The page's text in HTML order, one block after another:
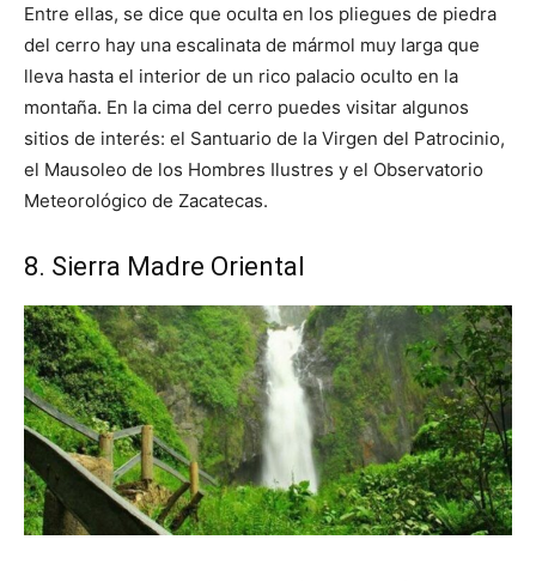
Entre ellas, se dice que oculta en los pliegues de piedra
del cerro hay una escalinata de mármol muy larga que
lleva hasta el interior de un rico palacio oculto en la
montaña. En la cima del cerro puedes visitar algunos
sitios de interés: el Santuario de la Virgen del Patrocinio,
el Mausoleo de los Hombres Ilustres y el Observatorio
Meteorológico de Zacatecas.
8. Sierra Madre Oriental